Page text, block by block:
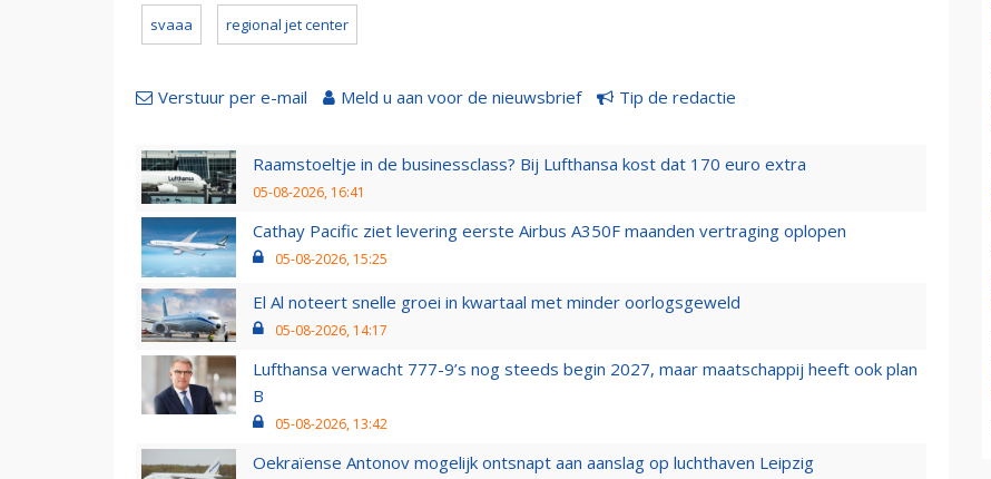
svaaa regional jet center
Verstuur per e-mail Meld u aan voor de nieuwsbrief Tip de redactie
Raamstoeltje in de businessclass? Bij Lufthansa kost dat 170 euro extra
05-08-2026, 16:41
Cathay Pacific ziet levering eerste Airbus A350F maanden vertraging oplopen
05-08-2026, 15:25
El Al noteert snelle groei in kwartaal met minder oorlogsgeweld
05-08-2026, 14:17
Lufthansa verwacht 777-9’s nog steeds begin 2027, maar maatschappij heeft ook plan
B
05-08-2026, 13:42
Oekraïense Antonov mogelijk ontsnapt aan aanslag op luchthaven Leipzig